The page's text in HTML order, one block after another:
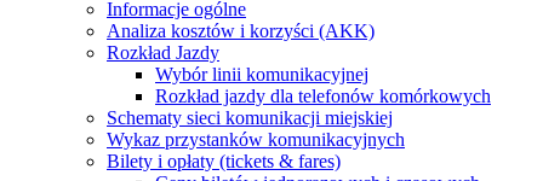
Informacje ogólne
Analiza kosztów i korzyści (AKK)
Rozkład Jazdy
Wybór linii komunikacyjnej
Rozkład jazdy dla telefonów komórkowych
Schematy sieci komunikacji miejskiej
Wykaz przystanków komunikacyjnych
Bilety i opłaty (tickets & fares)